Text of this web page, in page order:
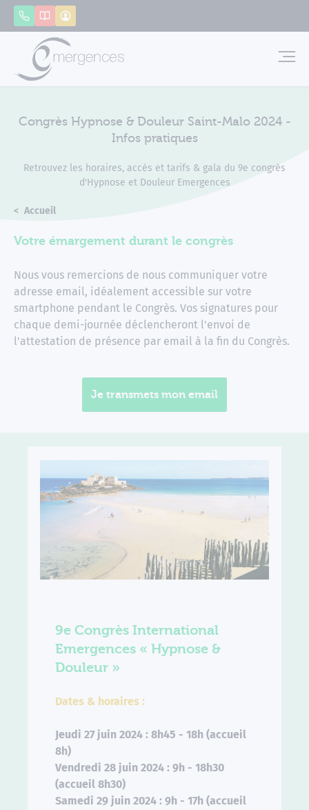
AppelerCatalogue
Congrès Hypnose & Douleur Saint-Malo 2024 -
Infos pratiques
Retrouvez les horaires, accès et tarifs & gala du 9e congrès
d'Hypnose et Douleur Emergences
Accueil
Votre émargement durant le congrès
Nous vous remercions de nous communiquer votre
adresse email, idéalement accessible sur votre
smartphone pendant le Congrès. Vos signatures pour
chaque demi-journée déclencheront l'envoi de
l'attestation de présence par email à la fin du Congrès.
Je transmets mon email
9e Congrès International
Emergences « Hypnose &
Douleur »
Dates & horaires :
Jeudi 27 juin 2024 : 8h45 - 18h (accueil
8h)
Vendredi 28 juin 2024 : 9h - 18h30
(accueil 8h30)
Samedi 29 juin 2024 : 9h - 17h (accueil
Panneau de gestion des cookies